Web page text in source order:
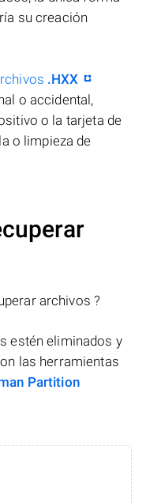
su creación
.HXX
o accidental,
o la tarjeta de
o limpieza de
archivos ?
estén eliminados y
las herramientas
Partition